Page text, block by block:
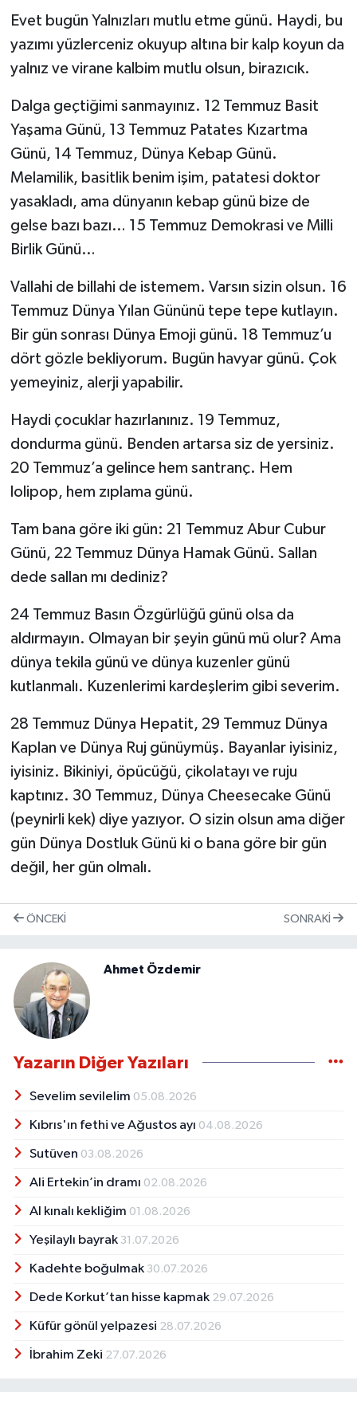
Evet bugün Yalnızları mutlu etme günü. Haydi, bu
yazımı yüzlerceniz okuyup altına bir kalp koyun da
yalnız ve virane kalbim mutlu olsun, birazıcık.
Dalga geçtiğimi sanmayınız. 12 Temmuz Basit
Yaşama Günü, 13 Temmuz Patates Kızartma
Günü, 14 Temmuz, Dünya Kebap Günü.
Melamilik, basitlik benim işim, patatesi doktor
yasakladı, ama dünyanın kebap günü bize de
gelse bazı bazı… 15 Temmuz Demokrasi ve Milli
Birlik Günü…
Vallahi de billahi de istemem. Varsın sizin olsun. 16
Temmuz Dünya Yılan Gününü tepe tepe kutlayın.
Bir gün sonrası Dünya Emoji günü. 18 Temmuz’u
dört gözle bekliyorum. Bugün havyar günü. Çok
yemeyiniz, alerji yapabilir.
Haydi çocuklar hazırlanınız. 19 Temmuz,
dondurma günü. Benden artarsa siz de yersiniz.
20 Temmuz’a gelince hem santranç. Hem
lolipop, hem zıplama günü.
Tam bana göre iki gün: 21 Temmuz Abur Cubur
Günü, 22 Temmuz Dünya Hamak Günü. Sallan
dede sallan mı dediniz?
24 Temmuz Basın Özgürlüğü günü olsa da
aldırmayın. Olmayan bir şeyin günü mü olur? Ama
dünya tekila günü ve dünya kuzenler günü
kutlanmalı. Kuzenlerimi kardeşlerim gibi severim.
28 Temmuz Dünya Hepatit, 29 Temmuz Dünya
Kaplan ve Dünya Ruj günüymüş. Bayanlar iyisiniz,
iyisiniz. Bikiniyi, öpücüğü, çikolatayı ve ruju
kaptınız. 30 Temmuz, Dünya Cheesecake Günü
(peynirli kek) diye yazıyor. O sizin olsun ama diğer
gün Dünya Dostluk Günü ki o bana göre bir gün
değil, her gün olmalı.
ÖNCEKI SONRAKI
Ahmet Özdemir
Yazarın Diğer Yazıları
Sevelim sevilelim 05.08.2026
Kıbrıs'ın fethi ve Ağustos ayı 04.08.2026
Sutüven 03.08.2026
Ali Ertekin’in dramı 02.08.2026
Al kınalı kekliğim 01.08.2026
Yeşilaylı bayrak 31.07.2026
Kadehte boğulmak 30.07.2026
Dede Korkut’tan hisse kapmak 29.07.2026
Küfür gönül yelpazesi 28.07.2026
İbrahim Zeki 27.07.2026